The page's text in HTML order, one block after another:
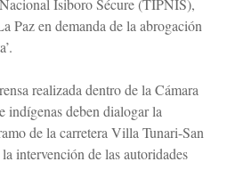
Isiboro Sécure (TIPNIS),
Paz en demanda de la abrogación
realizada dentro de la Cámara
indígenas deben dialogar la
de la carretera Villa Tunari-San
intervención de las autoridades